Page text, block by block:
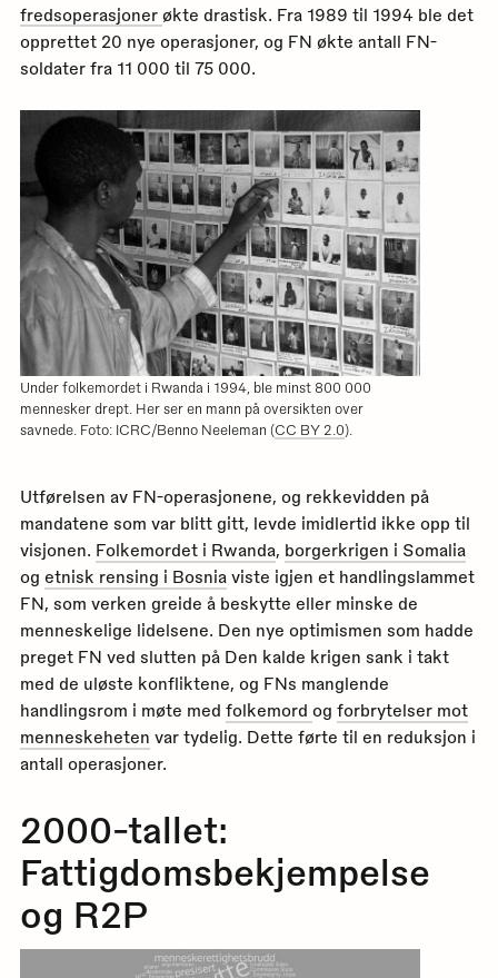
fredsoperasjoner økte drastisk. Fra 1989 til 1994 ble det
opprettet 20 nye operasjoner, og FN økte antall FN-
soldater fra 11 000 til 75 000.
Under folkemordet i Rwanda i 1994, ble minst 800 000
mennesker drept. Her ser en mann på oversikten over
savnede. Foto: ICRC/Benno Neeleman (CC BY 2.0).
Utførelsen av FN-operasjonene, og rekkevidden på
mandatene som var blitt gitt, levde imidlertid ikke opp til
visjonen. Folkemordet i Rwanda, borgerkrigen i Somalia
og etnisk rensing i Bosniaviste igjen et handlingslammet
FN, som verken greide å beskytte eller minske de
menneskelige lidelsene. Den nye optimismen som hadde
preget FN ved slutten på Den kalde krigen sank i takt
med de uløste konfliktene, og FNs manglende
handlingsrom i møte med folkemord og forbrytelser mot
menneskeheten var tydelig. Dette førte til en reduksjon i
antall operasjoner.
2000-tallet:
Fattigdomsbekjempelse
og R2P